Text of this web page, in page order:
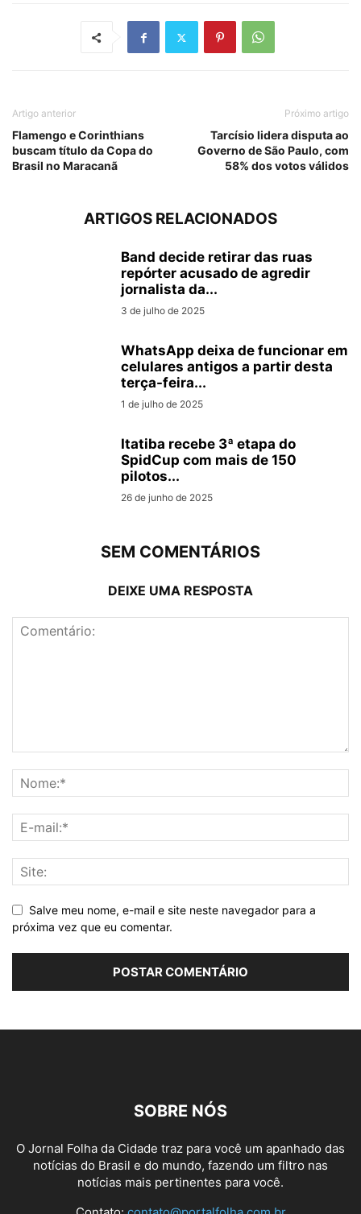
Artigo anterior
Flamengo e Corinthians
buscam título da Copa do
Brasil no Maracanã
Próximo artigo
Tarcísio lidera disputa ao
Governo de São Paulo, com
58% dos votos válidos
ARTIGOS RELACIONADOS
Band decide retirar das ruas
repórter acusado de agredir
jornalista da...
3 de julho de 2025
WhatsApp deixa de funcionar em
celulares antigos a partir desta
terça-feira...
1 de julho de 2025
Itatiba recebe 3ª etapa do
SpidCup com mais de 150
pilotos...
26 de junho de 2025
SEM COMENTÁRIOS
DEIXE UMA RESPOSTA
Salve meu nome, e-mail e site neste navegador para a
próxima vez que eu comentar.
SOBRE NÓS
O Jornal Folha da Cidade traz para você um apanhado das
notícias do Brasil e do mundo, fazendo um filtro nas
notícias mais pertinentes para você.